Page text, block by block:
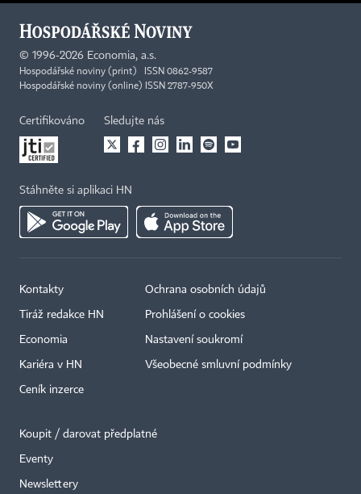
© 1996-2026 Economia, a.s.
Hospodářské noviny (print) ISSN 0862-9587
Hospodářské noviny (online) ISSN 2787-950X
Certifikováno Sledujte nás
Stáhněte si aplikaci HN
Kontakty
Tiráž redakce HN
Economia
Kariéra v HN
Ceník inzerce
Ochrana osobních údajů
Prohlášení o cookies
Nastavení soukromí
Všeobecné smluvní podmínky
Koupit / darovat předplatné
Eventy
Newslettery